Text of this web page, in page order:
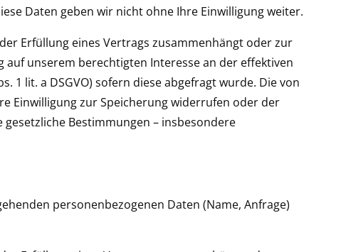
Daten geben wir nicht ohne Ihre Einwilligung weiter.
Erfüllung eines Vertrags zusammenhängt oder zur
unserem berechtigten Interesse an der effektiven
1 lit. a DSGVO) sofern diese abgefragt wurde. Die von
Einwilligung zur Speicherung widerrufen oder der
Bestimmungen – insbesondere
personenbezogenen Daten (Name, Anfrage)